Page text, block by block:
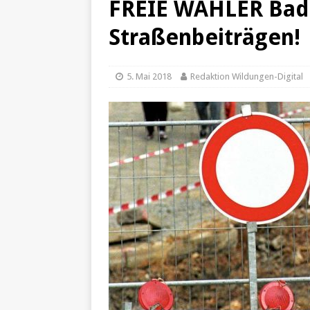
[ 25. Dezember 2024 ]
[ 20. Dezember 2024 ] Hilfe
[ 24. Januar 2022 ]
FREIE WÄHLER
Straßenbeiträgen!
5. Mai 2018 Redaktion Wildungen-Digital